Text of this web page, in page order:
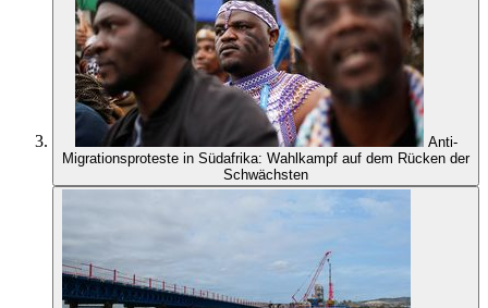
Anti-
Migrationsproteste in Südafrika: Wahlkampf auf dem Rücken der
Schwächsten